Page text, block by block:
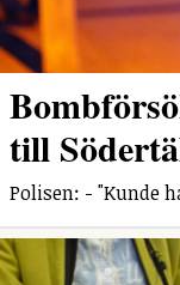
till
Polisen: - "Kunde